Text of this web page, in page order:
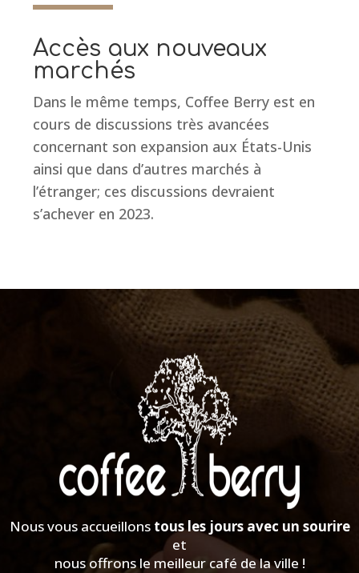
Accès aux nouveaux
marchés
Dans le même temps, Coffee Berry est en
cours de discussions très avancées
concernant son expansion aux États-Unis
ainsi que dans d’autres marchés à
l’étranger; ces discussions devraient
s’achever en 2023.
Nous vous accueillons tous les jours avec un sourire
et
nous offrons le meilleur café de la ville !